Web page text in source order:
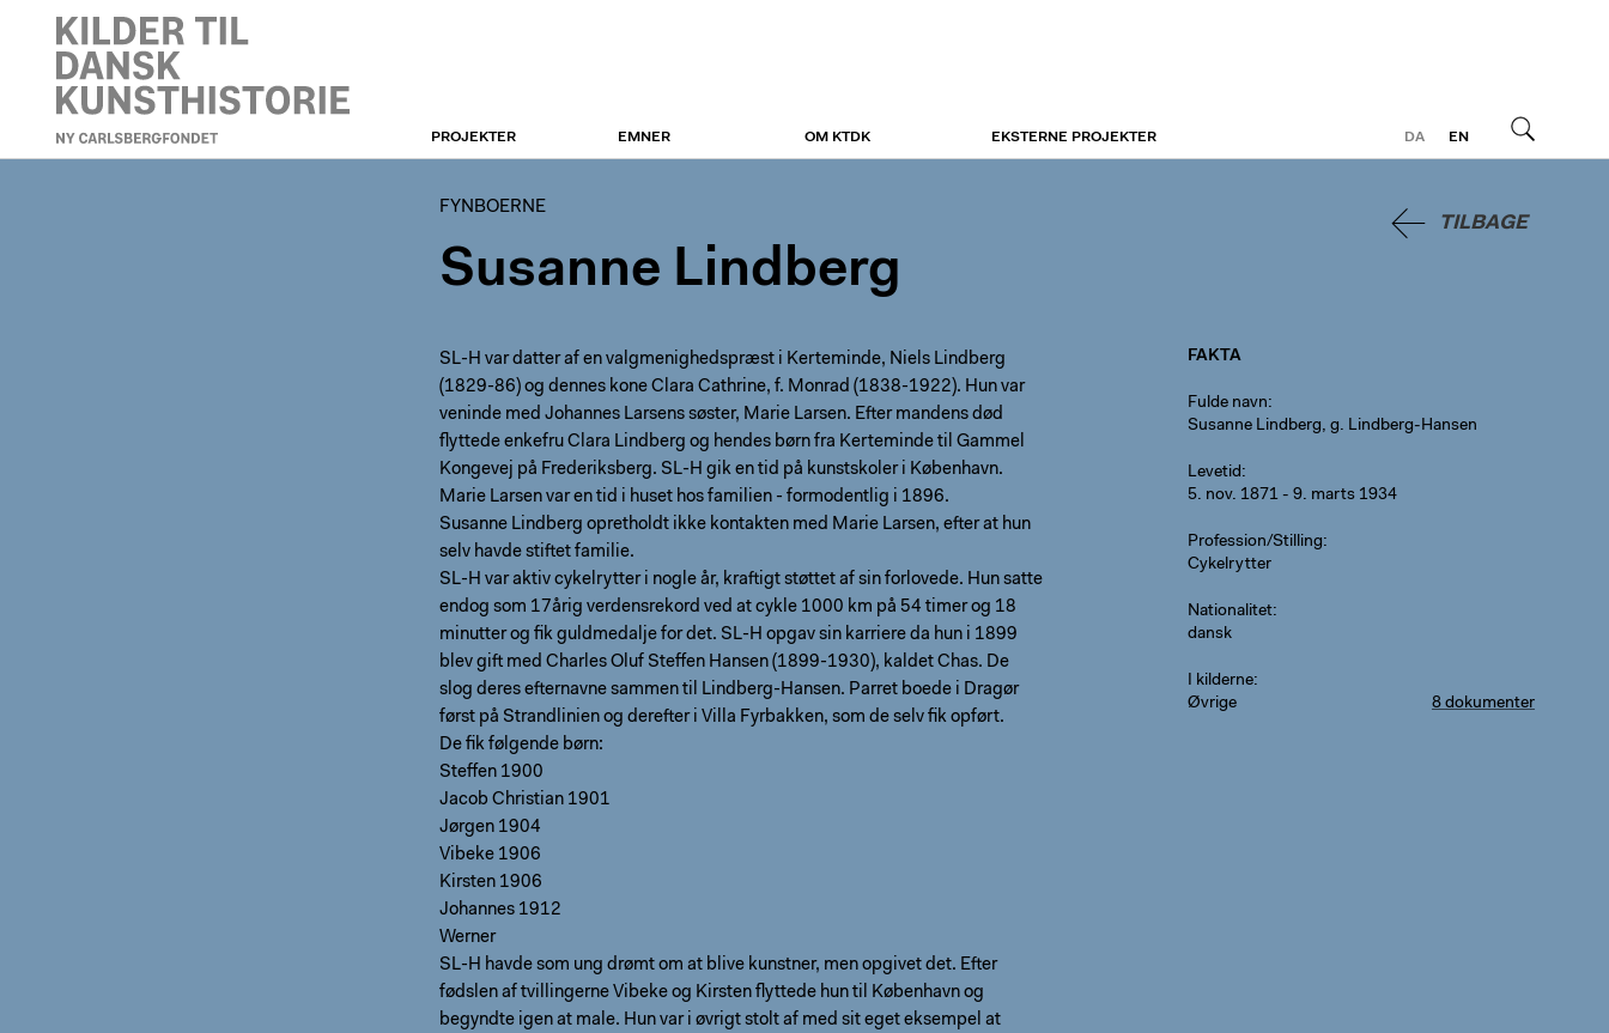
FYNBOERNE
DA
EN
PROJEKTER EMNER OM KTDK EKSTERNE PROJEKTER
TILBAGE
FYNBOERNE
Susanne Lindberg
SL-H var datter af en valgmenighedspræst i Kerteminde, Niels Lindberg
(1829-86) og dennes kone Clara Cathrine, f. Monrad (1838-1922). Hun var
veninde med Johannes Larsens søster, Marie Larsen. Efter mandens død
flyttede enkefru Clara Lindberg og hendes børn fra Kerteminde til Gammel
Kongevej på Frederiksberg. SL-H gik en tid på kunstskoler i København.
Marie Larsen var en tid i huset hos familien - formodentlig i 1896.
Susanne Lindberg opretholdt ikke kontakten med Marie Larsen, efter at hun
selv havde stiftet familie.
SL-H var aktiv cykelrytter i nogle år, kraftigt støttet af sin forlovede. Hun satte
endog som 17årig verdensrekord ved at cykle 1000 km på 54 timer og 18
minutter og fik guldmedalje for det. SL-H opgav sin karriere da hun i 1899
blev gift med Charles Oluf Steffen Hansen (1899-1930), kaldet Chas. De
slog deres efternavne sammen til Lindberg-Hansen. Parret boede i Dragør
først på Strandlinien og derefter i Villa Fyrbakken, som de selv fik opført.
De fik følgende børn:
Steffen 1900
Jacob Christian 1901
Jørgen 1904
Vibeke 1906
Kirsten 1906
Johannes 1912
Werner
SL-H havde som ung drømt om at blive kunstner, men opgivet det. Efter
fødslen af tvillingerne Vibeke og Kirsten flyttede hun til København og
begyndte igen at male. Hun var i øvrigt stolt af med sit eget eksempel at
FAKTA
Fulde navn
Susanne Lindberg, g. Lindberg-Hansen
Levetid
5. nov. 1871 - 9. marts 1934
Profession/Stilling
Cykelrytter
Nationalitet
dansk
I kilderne
Øvrige
8 dokumenter